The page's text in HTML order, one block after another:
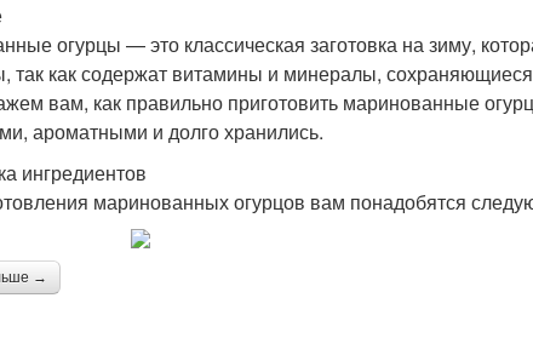
огурцы — это классическая заготовка на зиму,
так как содержат витамины и минералы,
вам, как правильно приготовить маринованные
ароматными и долго хранились.
ингредиентов
маринованных огурцов вам понадобятся
→